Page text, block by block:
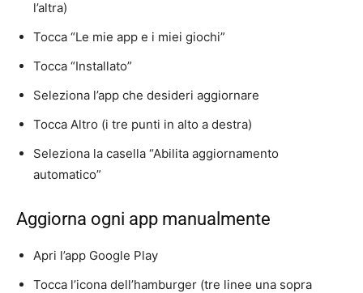
l’altra)
Tocca “Le mie app e i miei giochi”
Tocca “Installato”
Seleziona l’app che desideri aggiornare
Tocca Altro (i tre punti in alto a destra)
Seleziona la casella “Abilita aggiornamento
automatico”
Aggiorna ogni app manualmente
Apri l’app Google Play
Tocca l’icona dell’hamburger (tre linee una sopra